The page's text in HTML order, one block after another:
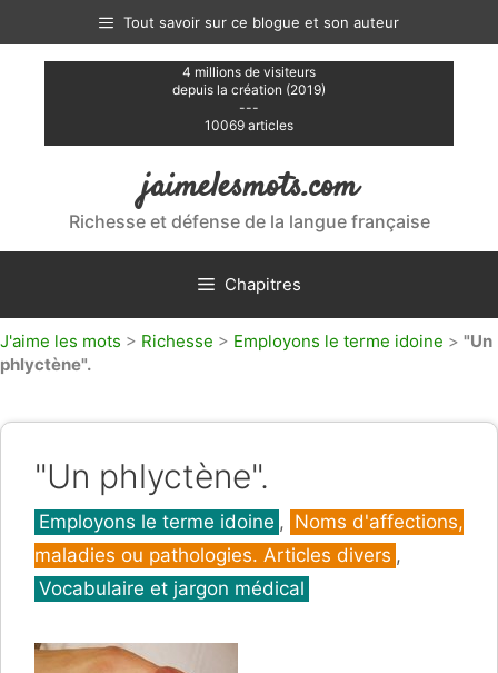
contenu
Tout savoir sur ce blogue et son auteur
4 millions de visiteurs
depuis la création (2019)
---
10069 articles
jaimelesmots.com
Richesse et défense de la langue française
Chapitres
J'aime les mots > Richesse > Employons le terme idoine > "Un
phlyctène".
"Un phlyctène".
Catégories
Employons le terme idoine , Noms d'affections,
maladies ou pathologies. Articles divers ,
Vocabulaire et jargon médical